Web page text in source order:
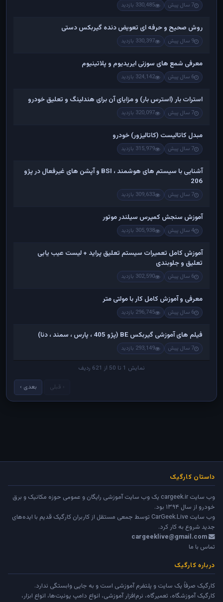
7 سال پیش 330,485 بازدید
روش صحیح و حرفه ای تعویض دنده گیربکس دستی
9 سال پیش 330,397 بازدید
معرفی شمع های سوزنی ایریدیوم و پلاتینیوم
6 سال پیش 324,142 بازدید
استرات بار (استرس بار) و مزایای آن برای هندلینگ و تعلیق خودرو
7 سال پیش 320,097 بازدید
مبدل کاتالیست (کاتالیزور) خودرو
7 سال پیش 315,979 بازدید
آشنایی با سیستم های هوشمند ، BSI و آپشن های غیرفعال در پژو
206
7 سال پیش 309,633 بازدید
آموزش سنجش کمپرس سیلندر موتور
4 سال پیش 305,938 بازدید
آموزش کامل تعمیرات سیستم تعلیق پراید + لیست عیب یابی
تعلیق و جلوبندی
6 سال پیش 302,590 بازدید
معرفی و آموزش کامل کار با مولتی متر
6 سال پیش 296,745 بازدید
فیلم های آموزشی گیربکس BE (پژو 405 ، پارس ، سمند ، دنا)
7 سال پیش 293,149 بازدید
نمایش 1 تا 50 از 621 ردیف
‹ قبلی بعدی ›
داستان کارگیک
وب سایت cargeek.ir یک وب سایت آموزشی رایگان و عمومی حوزه مکانیک و برق
خودرو از سال ۱۳۹۴ بود.
وب سایت CarGeek.Live توسط جمعی مستقل از کاربران کارگیک قدیم با ایده‌های
جدید شروع به کار کرد.
cargeeklive@gmail.com
تماس با ما
درباره کارگیک
کارگیک صرفاً یک سایت و پلتفرم آموزشی است و به جایی وابستگی ندارد.
کارگیک آموزشگاه، تعمیرگاه، نرم‌افزار آموزشی، انواع دامپ یونیت‌ها، انواع ابزار،